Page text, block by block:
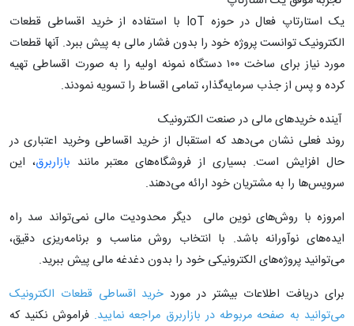
یک استارتاپ فعال در حوزه IoT با استفاده از خرید اقساطی قطعات
الکترونیک توانست پروژه خود را بدون فشار مالی به پیش ببرد. آنها قطعات
مورد نیاز برای ساخت ۱۰۰ دستگاه نمونه اولیه را به صورت اقساطی تهیه
کرده و پس از جذب سرمایه‌گذار، تمامی اقساط را تسویه نمودند.
آینده خریدهای مالی در صنعت الکترونیک
روند فعلی نشان می‌دهد که استقبال از خرید اقساطی وخرید اعتباری در
حال افزایش است. بسیاری از فروشگاه‌های معتبر مانند بازاربرق، این
سرویس‌ها را به مشتریان خود ارائه می‌دهند.
امروزه با روش‌های نوین مالی دیگر محدودیت مالی نمی‌تواند سد راه
ایده‌های نوآورانه باشد. با انتخاب روش مناسب و برنامه‌ریزی دقیق،
می‌توانید پروژه‌های الکترونیکی خود را بدون دغدغه مالی پیش ببرید.
برای دریافت اطلاعات بیشتر در مورد خرید اقساطی قطعات الکترونیک
می‌توانید به صفحه مربوطه در بازاربرق مراجعه نمایید. فراموش نکنید که